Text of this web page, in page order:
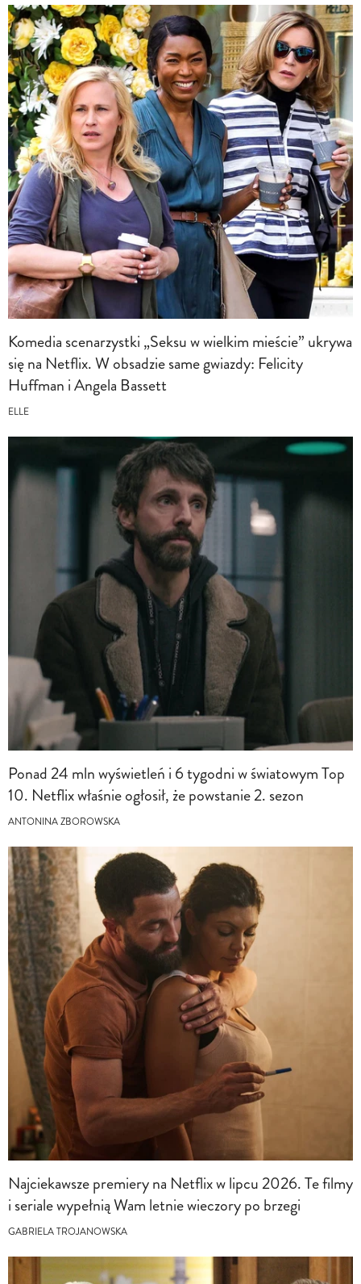
Komedia scenarzystki „Seksu w wielkim mieście” ukrywa
się na Netflix. W obsadzie same gwiazdy: Felicity
Huffman i Angela Bassett
ELLE
Ponad 24 mln wyświetleń i 6 tygodni w światowym Top
10. Netflix właśnie ogłosił, że powstanie 2. sezon
ANTONINA ZBOROWSKA
Najciekawsze premiery na Netflix w lipcu 2026. Te filmy
i seriale wypełnią Wam letnie wieczory po brzegi
GABRIELA TROJANOWSKA